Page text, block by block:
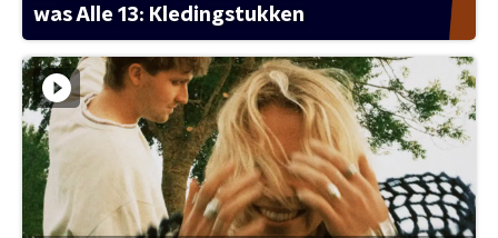
was Alle 13: Kledingstukken